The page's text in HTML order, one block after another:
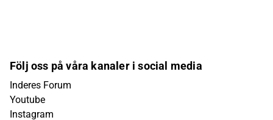
Följ oss på våra kanaler i social media
Inderes Forum
Youtube
Instagram